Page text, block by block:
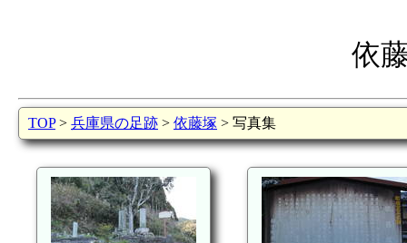
依
TOP> 兵庫県の足跡 > 依藤塚 > 写真集